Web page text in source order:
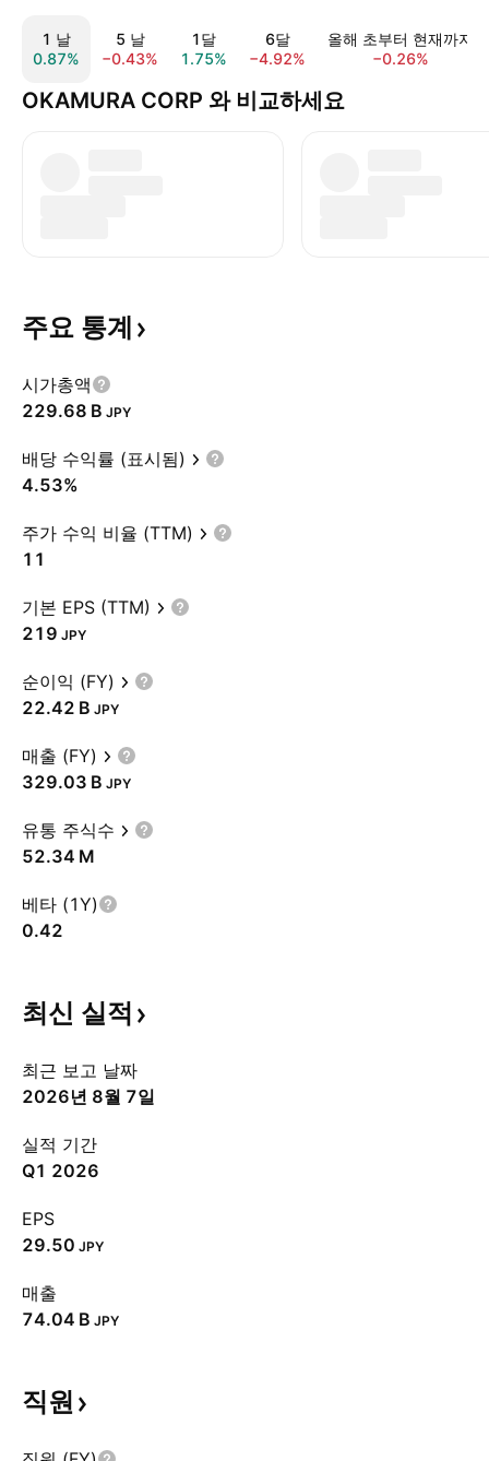
1 날
0.87%
5 날
−0.43%
1달
1.75%
6달
−4.92%
올해 초부터 현재까지
−0.26%
OKAMURA CORP 와 비교하세요
주요 통계
시가총액
‪229.68 B‬ JPY
배당 수익률 (표시됨)
4.53%
주가 수익 비율 (TTM)
11
기본 EPS (TTM)
219 JPY
순이익 (FY)
‪22.42 B‬ JPY
매출 (FY)
‪329.03 B‬ JPY
유통 주식수
‪52.34 M‬
베타 (1Y)
0.42
최신 실적
최근 보고 날짜
2026년 8월 7일
실적 기간
Q1 2026
EPS
29.50 JPY
매출
‪74.04 B‬ JPY
직원